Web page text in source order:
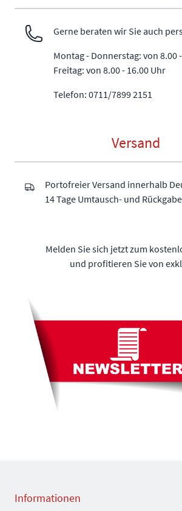
Gerne beraten wir Sie auch
Montag - Donnerstag: von 8.00
Freitag: von 8.00 - 16.00 Uhr
Telefon: 0711/7899 2151
Versand
Portofreier Versand innerhalb
14 Tage Umtausch- und
Melden Sie sich jetzt zum
und profitieren Sie von
Informationen